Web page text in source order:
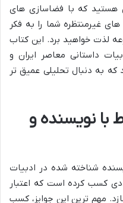
هستید که با فضاسازی های
غیرمنتظره شما را به فکر
لذت خواهید برد. این کتاب
داستانی معاصر ایران و
به دنبال تحلیلی عمیق تر
با نویسنده و
شناخته شده در ادبیات
کسب کرده است که اعتبار
مهم ترین این جوایز، کسب